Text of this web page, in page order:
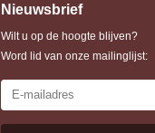
Nieuwsbrief
Wilt u op de hoogte blijven?
Word lid van onze mailinglijst: